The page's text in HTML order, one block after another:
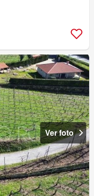
Ver foto